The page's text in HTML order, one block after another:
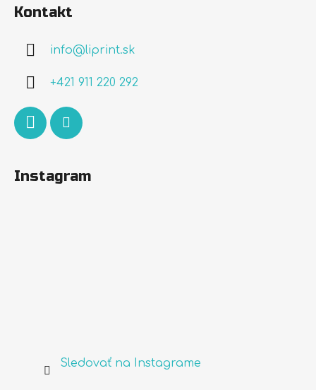
Kontakt
info@liprint.sk
+421 911 220 292
Instagram
Sledovať na Instagrame